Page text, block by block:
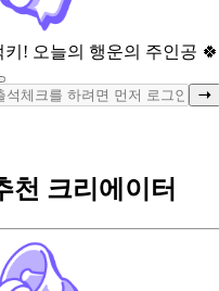
키! 오늘의 행운의 주인공 🍀
천 크리에이터